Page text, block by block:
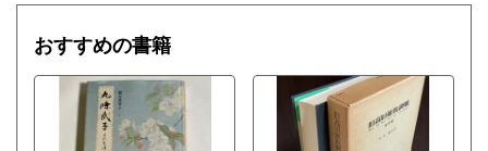
おすすめの書籍